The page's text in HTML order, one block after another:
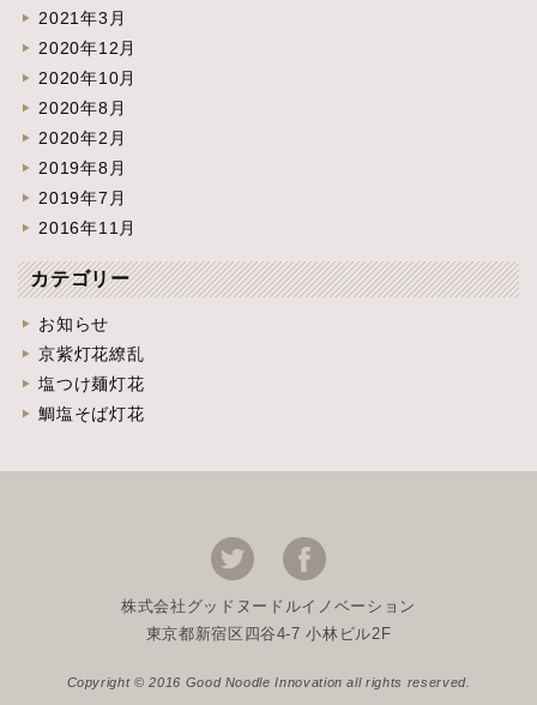
2021年3月
2020年12月
2020年10月
2020年8月
2020年2月
2019年8月
2019年7月
2016年11月
カテゴリー
お知らせ
京紫灯花繚乱
塩つけ麺灯花
鯛塩そば灯花
株式会社グッドヌードルイノベーション
東京都新宿区四谷4-7 小林ビル2F
Copyright © 2016 Good Noodle Innovation all rights reserved.